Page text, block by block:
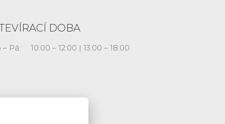
DOBA
– Pá: 10:00 – 12:00 | 13:00 – 18:00